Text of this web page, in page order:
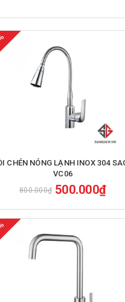
CHÉN NÓNG LẠNH INOX 304
VC06
800.000₫ 500.000₫